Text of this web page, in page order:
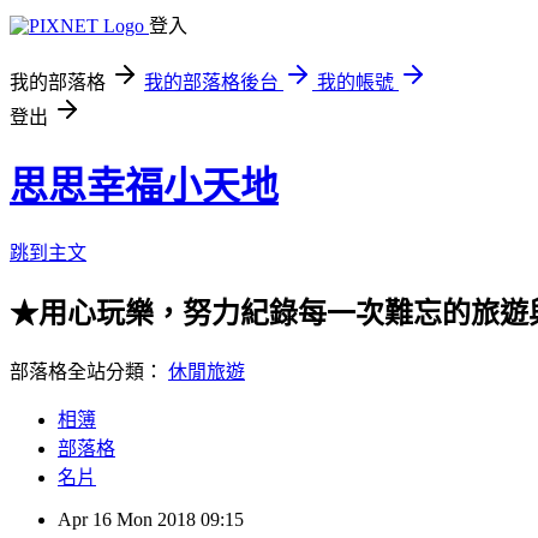
登入
我的部落格 我的部落格後台
我的帳號
登出
思思幸福小天地
跳到主文
★用心玩樂，努力紀錄每一次難忘的旅遊
部落格全站分類： 休閒旅遊
相簿
部落格
名片
Apr 16 Mon 2018 09:15